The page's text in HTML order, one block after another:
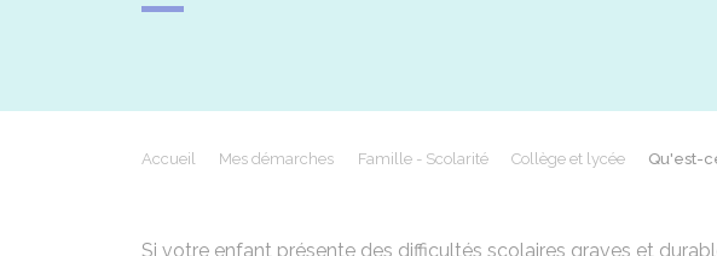
Accueil Mes démarches Famille - Scolarité Collège et lycée Qu'est-
Si votre enfant présente des difficultés scolaires graves et